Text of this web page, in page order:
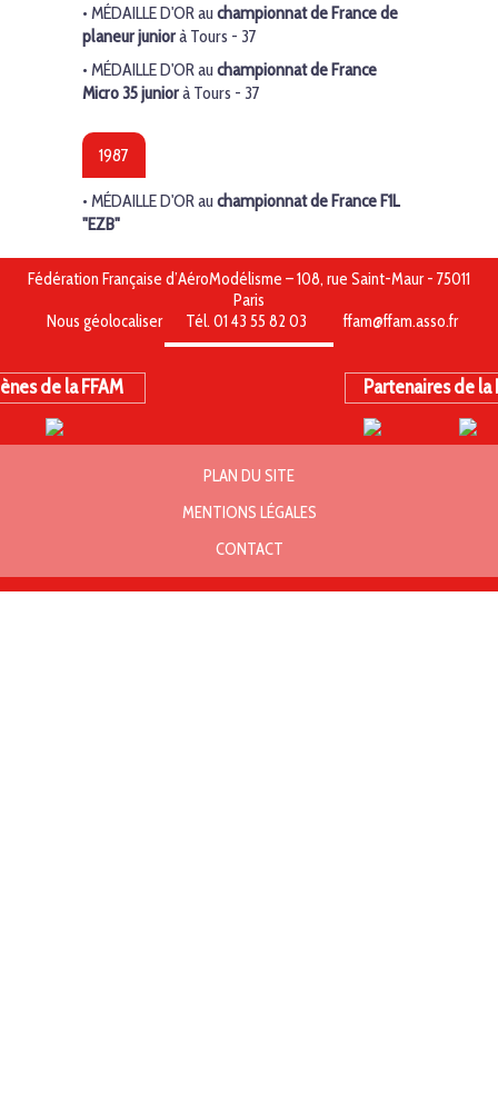
• MÉDAILLE D'ORau championnat de France de
planeur juniorà Tours - 37
• MÉDAILLE D'ORau championnat de France
Micro 35 juniorà Tours - 37
1987
• MÉDAILLE D'OR au championnat de France F1L
"EZB"
Fédération Française d’AéroModélisme – 108, rue Saint-Maur - 75011
Paris
Nous géolocaliser
Tél. 01 43 55 82 03 ffam@ffam.asso.fr
de la FFAM Partenaires de la
PLAN DU SITE
MENTIONS LÉGALES
CONTACT